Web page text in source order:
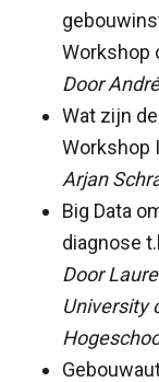
Workshop
Door
Wat zijn
Workshop
Arjan
Big Data
diagnose
Door
University